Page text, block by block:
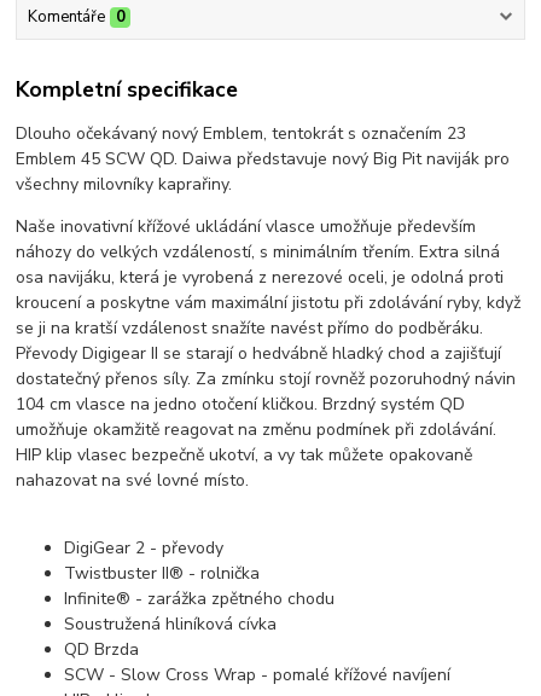
Komentáře 0
Kompletní specifikace
Dlouho očekávaný nový Emblem, tentokrát s označením 23
Emblem 45 SCW QD. Daiwa představuje nový Big Pit naviják pro
všechny milovníky kaprařiny.
Naše inovativní křížové ukládání vlasce umožňuje především
náhozy do velkých vzdáleností, s minimálním třením. Extra silná
osa navijáku, která je vyrobená z nerezové oceli, je odolná proti
kroucení a poskytne vám maximální jistotu při zdolávání ryby, když
se ji na kratší vzdálenost snažíte navést přímo do podběráku.
Převody Digigear II se starají o hedvábně hladký chod a zajišťují
dostatečný přenos síly. Za zmínku stojí rovněž pozoruhodný návin
104 cm vlasce na jedno otočení kličkou. Brzdný systém QD
umožňuje okamžitě reagovat na změnu podmínek při zdolávání.
HIP klip vlasec bezpečně ukotví, a vy tak můžete opakovaně
nahazovat na své lovné místo.
DigiGear 2 - převody
Twistbuster II® - rolnička
Infinite® - zarážka zpětného chodu
Soustružená hliníková cívka
QD Brzda
SCW - Slow Cross Wrap - pomalé křížové navíjení